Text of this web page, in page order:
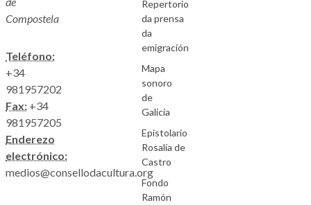
Compostela
Teléfono:
+34
981957202
Fax: +34
981957205
Enderezo
electrónico:
medios@consellodacultura.org
Repertorio
da prensa
da
emigración
Mapa
sonoro
de
Galicia
Epistolario
Rosalía de
Castro
Fondo
Ramón